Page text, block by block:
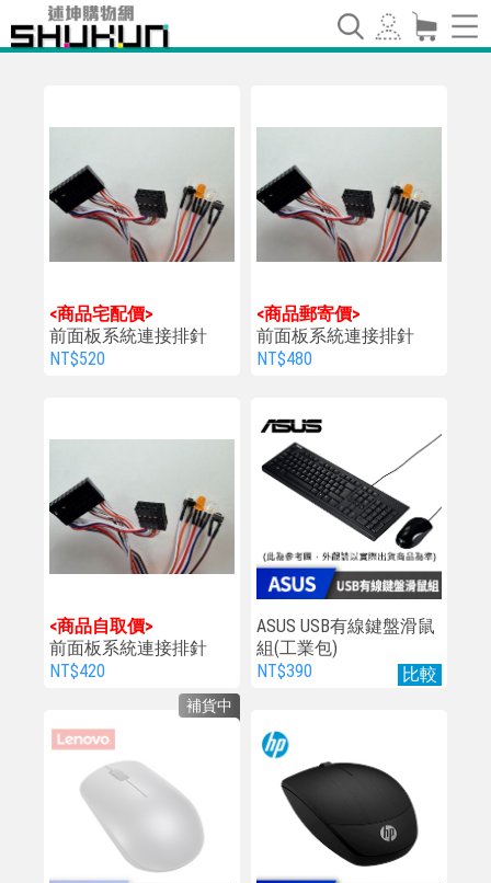
<商品宅配價>
前面板系統連接排針
NT$520
<商品郵寄價>
前面板系統連接排針
NT$480
<商品自取價>
前面板系統連接排針
NT$420
比較
ASUS USB有線鍵盤滑鼠
組(工業包)
NT$390
補貨中